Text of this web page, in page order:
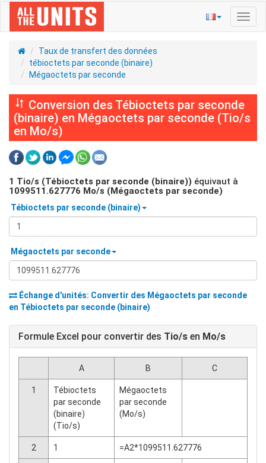
la
Taux de transfert des données
tébioctets par seconde (binaire)
Mégaoctets par seconde
Conversion des Tébioctets par seconde
(binaire) en Mégaoctets par seconde (Tio/s
en Mo/s)
1 Tio/s (Tébioctets par seconde (binaire)) équivaut à
1099511.627776 Mo/s (Mégaoctets par seconde)
Tébioctets par seconde (binaire)
Mégaoctets par seconde
Échange d'unités: Convertir des Mégaoctets par seconde
en Tébioctets par seconde (binaire)
Formule Excel pour convertir des Tio/s en Mo/s
A B C
1
Tébioctets
par seconde
(binaire)
(Tio/s)
Mégaoctets
par seconde
(Mo/s)
2 1 =A2*1099511.627776